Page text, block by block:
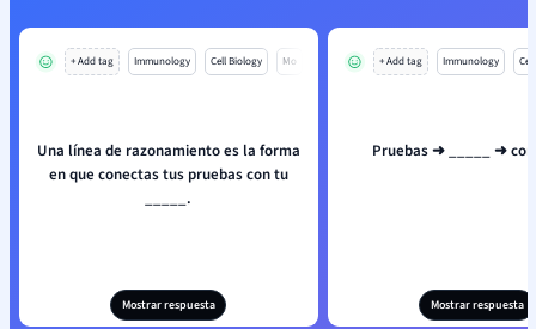
+ Add tag Immunology Cell Biology Mo
Una línea de razonamiento es la forma
en que conectas tus pruebas con tu
_____.
Mostrar respuesta
+ Add tag Immunology
Pruebas ➜ _____ ➜
Mostrar respuesta